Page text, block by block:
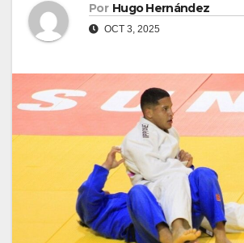
Por Hugo Hernández
OCT 3, 2025